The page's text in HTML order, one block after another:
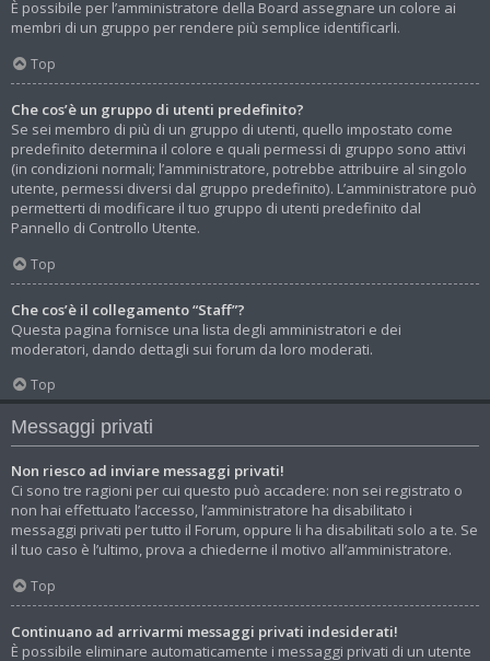
È possibile per l’amministratore della Board assegnare un colore ai
membri di un gruppo per rendere più semplice identificarli.
Top
Che cos’è un gruppo di utenti predefinito?
Se sei membro di più di un gruppo di utenti, quello impostato come
predefinito determina il colore e quali permessi di gruppo sono attivi
(in condizioni normali; l’amministratore, potrebbe attribuire al singolo
utente, permessi diversi dal gruppo predefinito). L’amministratore può
permetterti di modificare il tuo gruppo di utenti predefinito dal
Pannello di Controllo Utente.
Top
Che cos’è il collegamento “Staff”?
Questa pagina fornisce una lista degli amministratori e dei
moderatori, dando dettagli sui forum da loro moderati.
Top
Messaggi privati
Non riesco ad inviare messaggi privati!
Ci sono tre ragioni per cui questo può accadere: non sei registrato o
non hai effettuato l’accesso, l’amministratore ha disabilitato i
messaggi privati per tutto il Forum, oppure li ha disabilitati solo a te. Se
il tuo caso è l’ultimo, prova a chiederne il motivo all’amministratore.
Top
Continuano ad arrivarmi messaggi privati indesiderati!
È possibile eliminare automaticamente i messaggi privati ​​di un utente